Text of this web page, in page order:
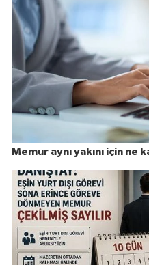
Memur aynı yakını için